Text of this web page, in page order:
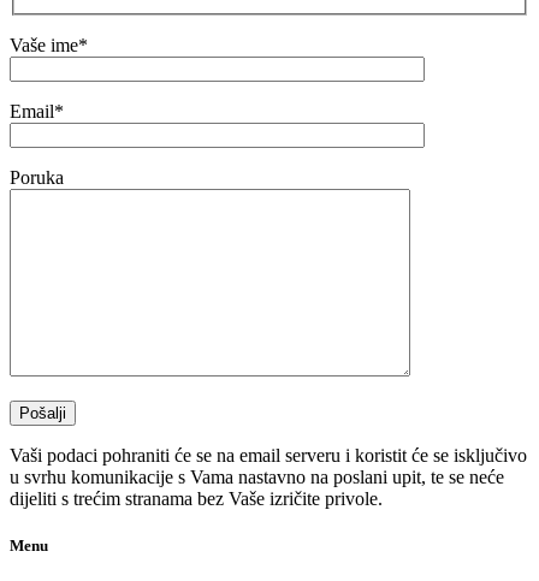
Vaše ime*
Email*
Poruka
Vaši podaci pohraniti će se na email serveru i koristit će se isključivo
u svrhu komunikacije s Vama nastavno na poslani upit, te se neće
dijeliti s trećim stranama bez Vaše izričite privole.
Menu